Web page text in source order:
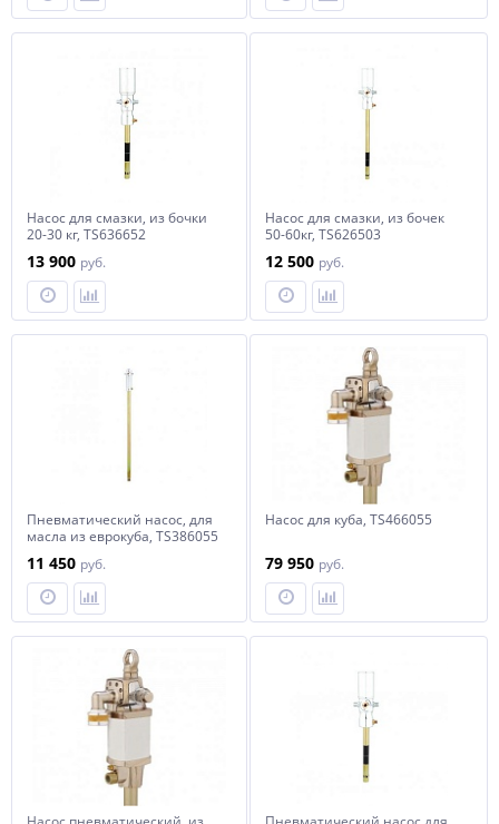
Насос для смазки, из бочки
20-30 кг, TS636652
13 900 руб.
Насос для смазки, из бочек
50-60кг, TS626503
12 500 руб.
Пневматический насос, для
масла из еврокуба, TS386055
11 450 руб.
Насос для куба, TS466055
79 950 руб.